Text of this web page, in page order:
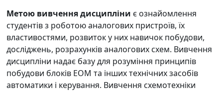
Метою вивчення дисципліни є ознайомлення
студентів з роботою аналогових пристроїв, їх
властивостями, розвиток у них навичок побудови,
досліджень, розрахунків аналогових схем. Вивчення
дисципліни надає базу для розуміння принципів
побудови блоків ЕОМ та інших технічних засобів
автоматики і керування. Вивчення схемотехніки